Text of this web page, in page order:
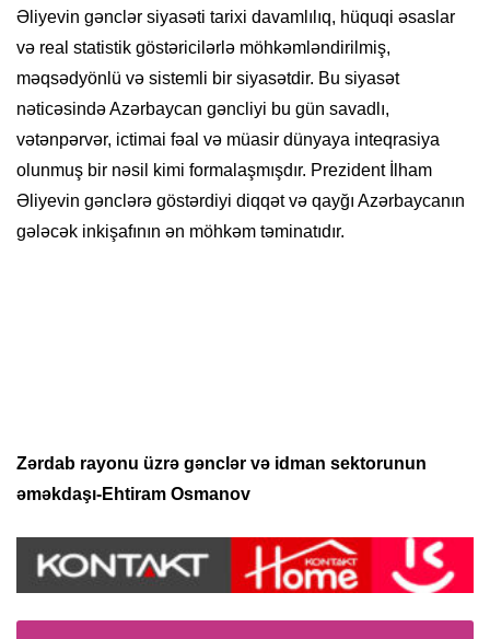
Əliyevin gənclər siyasəti tarixi davamlılıq, hüquqi əsaslar
və real statistik göstəricilərlə möhkəmləndirilmiş,
məqsədyönlü və sistemli bir siyasətdir. Bu siyasət
nəticəsində Azərbaycan gəncliyi bu gün savadlı,
vətənpərvər, ictimai fəal və müasir dünyaya inteqrasiya
olunmuş bir nəsil kimi formalaşmışdır. Prezident İlham
Əliyevin gənclərə göstərdiyi diqqət və qayğı Azərbaycanın
gələcək inkişafının ən möhkəm təminatıdır.
Zərdab rayonu üzrə gənclər və idman sektorunun
əməkdaşı-Ehtiram Osmanov